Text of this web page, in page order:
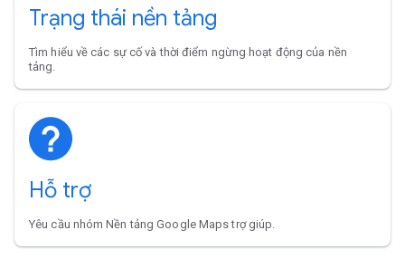
Trạng thái nền tảng
Tìm hiểu về các sự cố và thời điểm ngừng hoạt động của nền
tảng.
Hỗ trợ
Yêu cầu nhóm Nền tảng Google Maps trợ giúp.